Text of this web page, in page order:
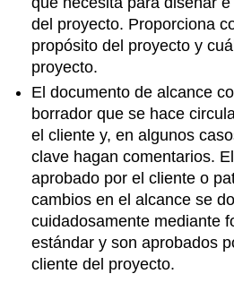
del proyecto. Proporciona
propósito del proyecto y
proyecto.
El documento de alcance
borrador que se hace
el cliente y, en algunos
clave hagan comentarios.
aprobado por el cliente o
cambios en el alcance se
cuidadosamente mediante
estándar y son aprobados
cliente del proyecto.